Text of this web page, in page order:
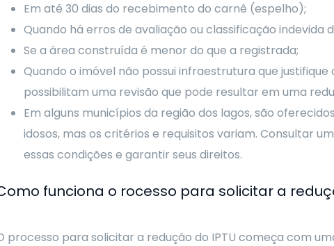
Em até 30 dias do recebimento do carnê (espelho);
Quando há erros de avaliação ou classificação indevida
Se a área construída é menor do que a registrada;
Quando o imóvel não possui infraestrutura que justifique
possibilitam uma revisão que pode resultar em uma
Em alguns municípios da região dos lagos, são
idosos, mas os critérios e requisitos variam. Consultar
essas condições e garantir seus direitos.
funciona o rocesso para solicitar a
processo para solicitar a redução do IPTU começa com